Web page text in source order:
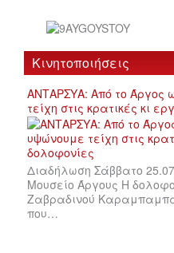
Κινητοποιήσεις
ΑΝΤΑΡΣΥΑ: Από το Άργος
τείχη στις κρατικές κι
Διαδήλωση Σάββατο
Μουσείο Άργους Η
Ζαβραδινού
που…